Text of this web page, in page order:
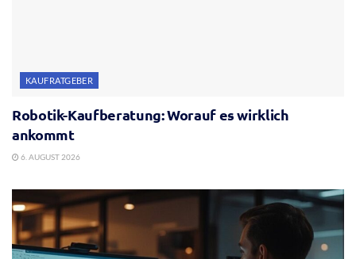
KAUFRATGEBER
Robotik-Kaufberatung: Worauf es wirklich
ankommt
6. AUGUST 2026